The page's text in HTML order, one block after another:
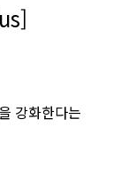
강화한다는